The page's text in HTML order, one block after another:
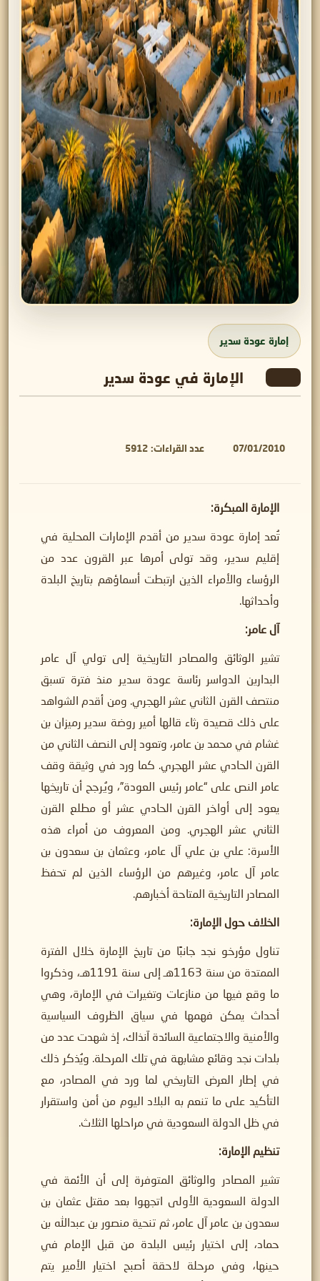
إمارة عودة سدير
الإمارة في عودة سدير
07/01/2010 عدد القراءات: 5912
الإمارة المبكرة:
تُعد إمارة عودة سدير من أقدم الإمارات المحلية في
إقليم سدير، وقد تولى أمرها عبر القرون عدد من
الرؤساء والأمراء الذين ارتبطت أسماؤهم بتاريخ البلدة
وأحداثها.
آل عامر:
تشير الوثائق والمصادر التاريخية إلى تولي آل عامر
البدارين الدواسر رئاسة عودة سدير منذ فترة تسبق
منتصف القرن الثاني عشر الهجري. ومن أقدم الشواهد
على ذلك قصيدة رثاء قالها أمير روضة سدير رميزان بن
غشام في محمد بن عامر، وتعود إلى النصف الثاني من
القرن الحادي عشر الهجري. كما ورد في وثيقة وقف
عامر النص على “عامر رئيس العودة”، ويُرجح أن تاريخها
يعود إلى أواخر القرن الحادي عشر أو مطلع القرن
الثاني عشر الهجري. ومن المعروف من أمراء هذه
الأسرة: علي بن علي آل عامر، وعثمان بن سعدون بن
عامر آل عامر، وغيرهم من الرؤساء الذين لم تحفظ
المصادر التاريخية المتاحة أخبارهم.
الخلاف حول الإمارة:
تناول مؤرخو نجد جانبًا من تاريخ الإمارة خلال الفترة
الممتدة من سنة 1163هـ إلى سنة 1191هـ، وذكروا
ما وقع فيها من منازعات وتغيرات في الإمارة، وهي
أحداث يمكن فهمها في سياق الظروف السياسية
والأمنية والاجتماعية السائدة آنذاك، إذ شهدت عدد من
بلدات نجد وقائع مشابهة في تلك المرحلة. ويُذكر ذلك
في إطار العرض التاريخي لما ورد في المصادر، مع
التأكيد على ما تنعم به البلاد اليوم من أمن واستقرار
في ظل الدولة السعودية في مراحلها الثلاث.
تنظيم الإمارة:
تشير المصادر والوثائق المتوفرة إلى أن الأئمة في
الدولة السعودية الأولى اتجهوا بعد مقتل عثمان بن
سعدون بن عامر آل عامر، ثم تنحية منصور بن عبدالله بن
حماد، إلى اختيار رئيس البلدة من قبل الإمام في
حينها، وفي مرحلة لاحقة أصبح اختيار الأمير يتم